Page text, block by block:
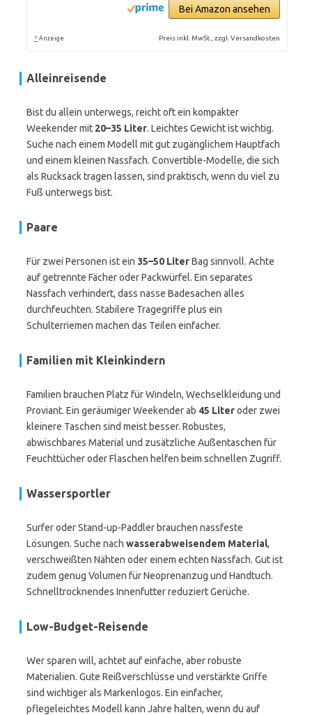
Bei Amazon ansehen
* Anzeige Preis inkl. MwSt., zzgl. Versandkosten
Alleinreisende
Bist du allein unterwegs, reicht oft ein kompakter
Weekender mit 20–35 Liter. Leichtes Gewicht ist wichtig.
Suche nach einem Modell mit gut zugänglichem Hauptfach
und einem kleinen Nassfach. Convertible-Modelle, die sich
als Rucksack tragen lassen, sind praktisch, wenn du viel zu
Fuß unterwegs bist.
Paare
Für zwei Personen ist ein 35–50 LiterBag sinnvoll. Achte
auf getrennte Fächer oder Packwürfel. Ein separates
Nassfach verhindert, dass nasse Badesachen alles
durchfeuchten. Stabilere Tragegriffe plus ein
Schulterriemen machen das Teilen einfacher.
Familien mit Kleinkindern
Familien brauchen Platz für Windeln, Wechselkleidung und
Proviant. Ein geräumiger Weekender ab 45 Literoder zwei
kleinere Taschen sind meist besser. Robustes,
abwischbares Material und zusätzliche Außentaschen für
Feuchttücher oder Flaschen helfen beim schnellen Zugriff.
Wassersportler
Surfer oder Stand-up-Paddler brauchen nassfeste
Lösungen. Suche nach wasserabweisendem Material,
verschweißten Nähten oder einem echten Nassfach. Gut ist
zudem genug Volumen für Neoprenanzug und Handtuch.
Schnelltrocknendes Innenfutter reduziert Gerüche.
Low-Budget-Reisende
Wer sparen will, achtet auf einfache, aber robuste
Materialien. Gute Reißverschlüsse und verstärkte Griffe
sind wichtiger als Markenlogos. Ein einfacher,
pflegeleichtes Modell kann Jahre halten, wenn du auf